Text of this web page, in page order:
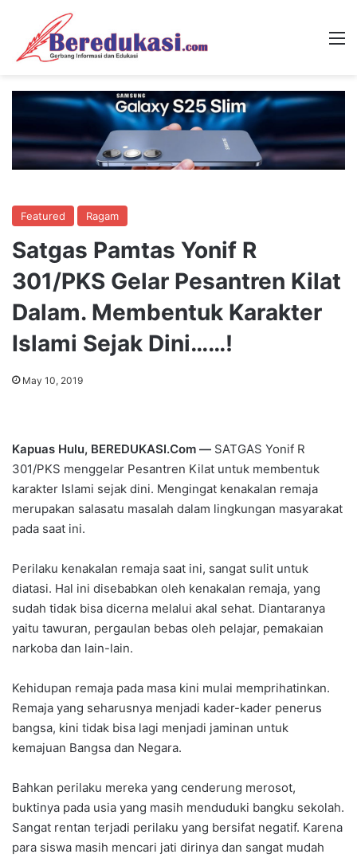
Featured Ragam
Satgas Pamtas Yonif R
301/PKS Gelar Pesantren Kilat
Dalam. Membentuk Karakter
Islami Sejak Dini……!
May 10, 2019
Kapuas Hulu, BEREDUKASI.Com — SATGAS Yonif R
301/PKS menggelar Pesantren Kilat untuk membentuk
karakter Islami sejak dini. Mengingat kenakalan remaja
merupakan salasatu masalah dalam lingkungan masyarakat
pada saat ini.
Perilaku kenakalan remaja saat ini, sangat sulit untuk
diatasi. Hal ini disebabkan oleh kenakalan remaja, yang
sudah tidak bisa dicerna melalui akal sehat. Diantaranya
yaitu tawuran, pergaulan bebas oleh pelajar, pemakaian
narkoba dan lain-lain.
Kehidupan remaja pada masa kini mulai memprihatinkan.
Remaja yang seharusnya menjadi kader-kader penerus
bangsa, kini tidak bisa lagi menjadi jaminan untuk
kemajuan Bangsa dan Negara.
Bahkan perilaku mereka yang cenderung merosot,
buktinya pada usia yang masih menduduki bangku sekolah.
Sangat rentan terjadi perilaku yang bersifat negatif. Karena
para siswa masih mencari jati dirinya dan sangat mudah